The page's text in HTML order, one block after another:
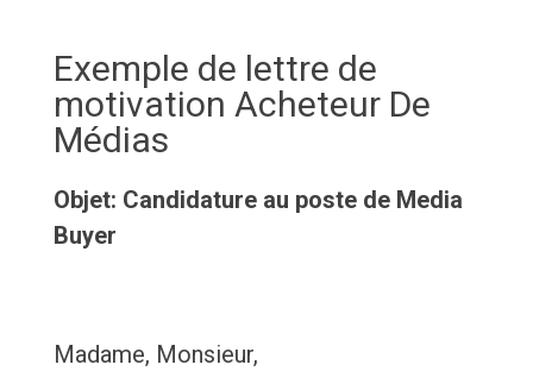
Exemple de lettre de
motivation Acheteur De
Médias
Objet: Candidature au poste de Media
Buyer
Madame, Monsieur,